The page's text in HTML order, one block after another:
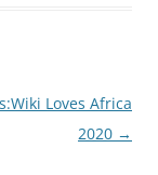
Loves Africa
2020 →